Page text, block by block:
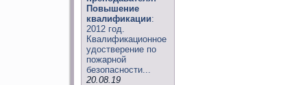
Повышение
квалификации:
2012 год.
Квалификационное
удостверение по
пожарной
безопасности...
20.08.19